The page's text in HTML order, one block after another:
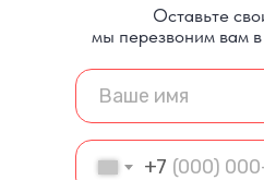
Оставьте
мы перезвоним вам
+7